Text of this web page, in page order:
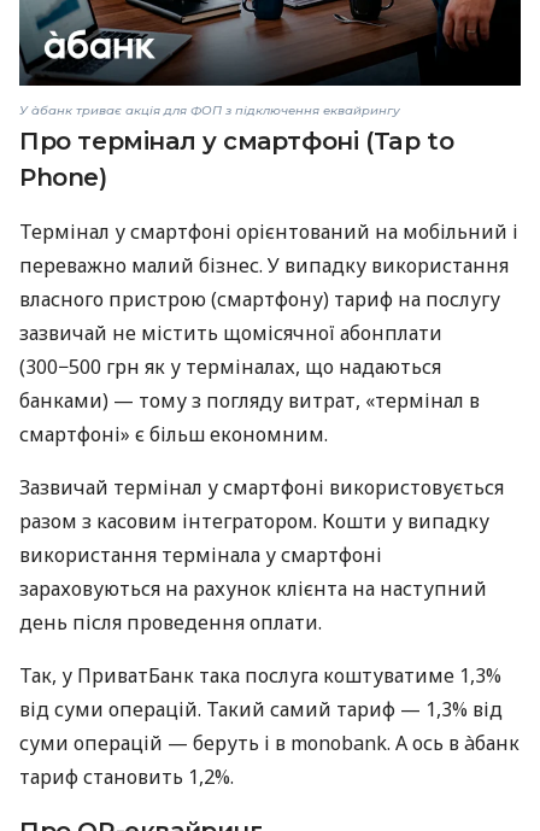
У àбанк триває акція для ФОП з підключення еквайрингу
Про термінал у смартфоні (Tap to
Phone)
Термінал у смартфоні орієнтований на мобільний і
переважно малий бізнес. У випадку використання
власного пристрою (смартфону) тариф на послугу
зазвичай не містить щомісячної абонплати
(300−500 грн як у терміналах, що надаються
банками) — тому з погляду витрат, «термінал в
смартфоні» є більш економним.
Зазвичай термінал у смартфоні використовується
разом з касовим інтегратором. Кошти у випадку
використання термінала у смартфоні
зараховуються на рахунок клієнта на наступний
день після проведення оплати.
Так, у ПриватБанк така послуга коштуватиме 1,3%
від суми операцій. Такий самий тариф — 1,3% від
суми операцій — беруть і в monobank. А ось в àбанк
тариф становить 1,2%.